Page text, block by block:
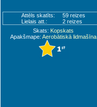
Attēls skatīts:
59 reizes
Lielais att.:
2 reizes
Skats: Kopskats
Apakšmape: Aerobātiskā lidmašīna